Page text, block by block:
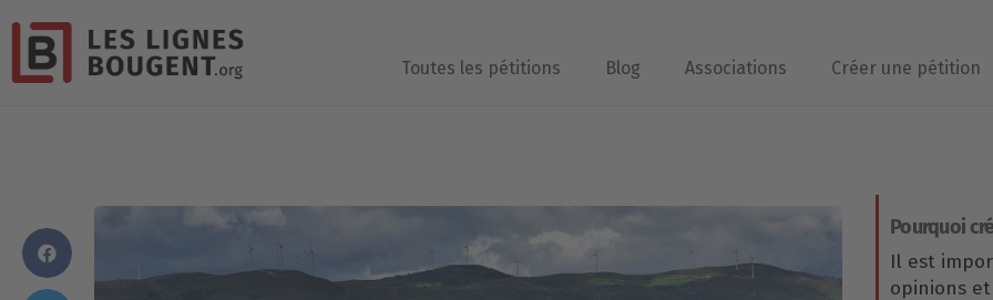
Toutes les pétitions Blog Associations Créer une pétition
Pourquoi
Il est
opinions